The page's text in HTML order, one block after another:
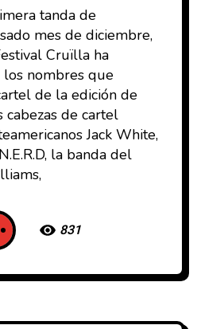
tanda de
mes de diciembre,
Cruïlla ha
los nombres que
de la edición de
cabezas de cartel
Jack White,
la banda del
831